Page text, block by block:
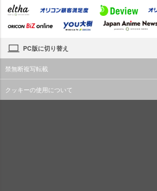
PC版に切り替え
禁無断複写転載
クッキーの使用について